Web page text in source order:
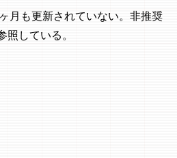
月も更新されていない。非推奨
照している。